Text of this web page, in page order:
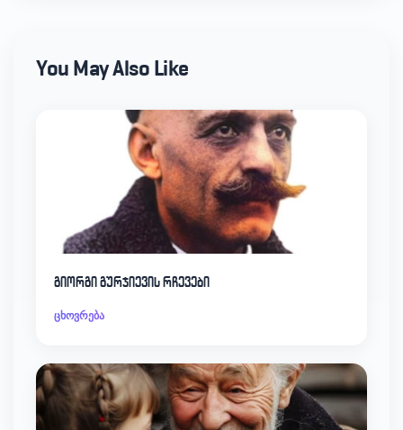
You May Also Like
გიორგი გურჯიევის რჩევები
ცხოვრება